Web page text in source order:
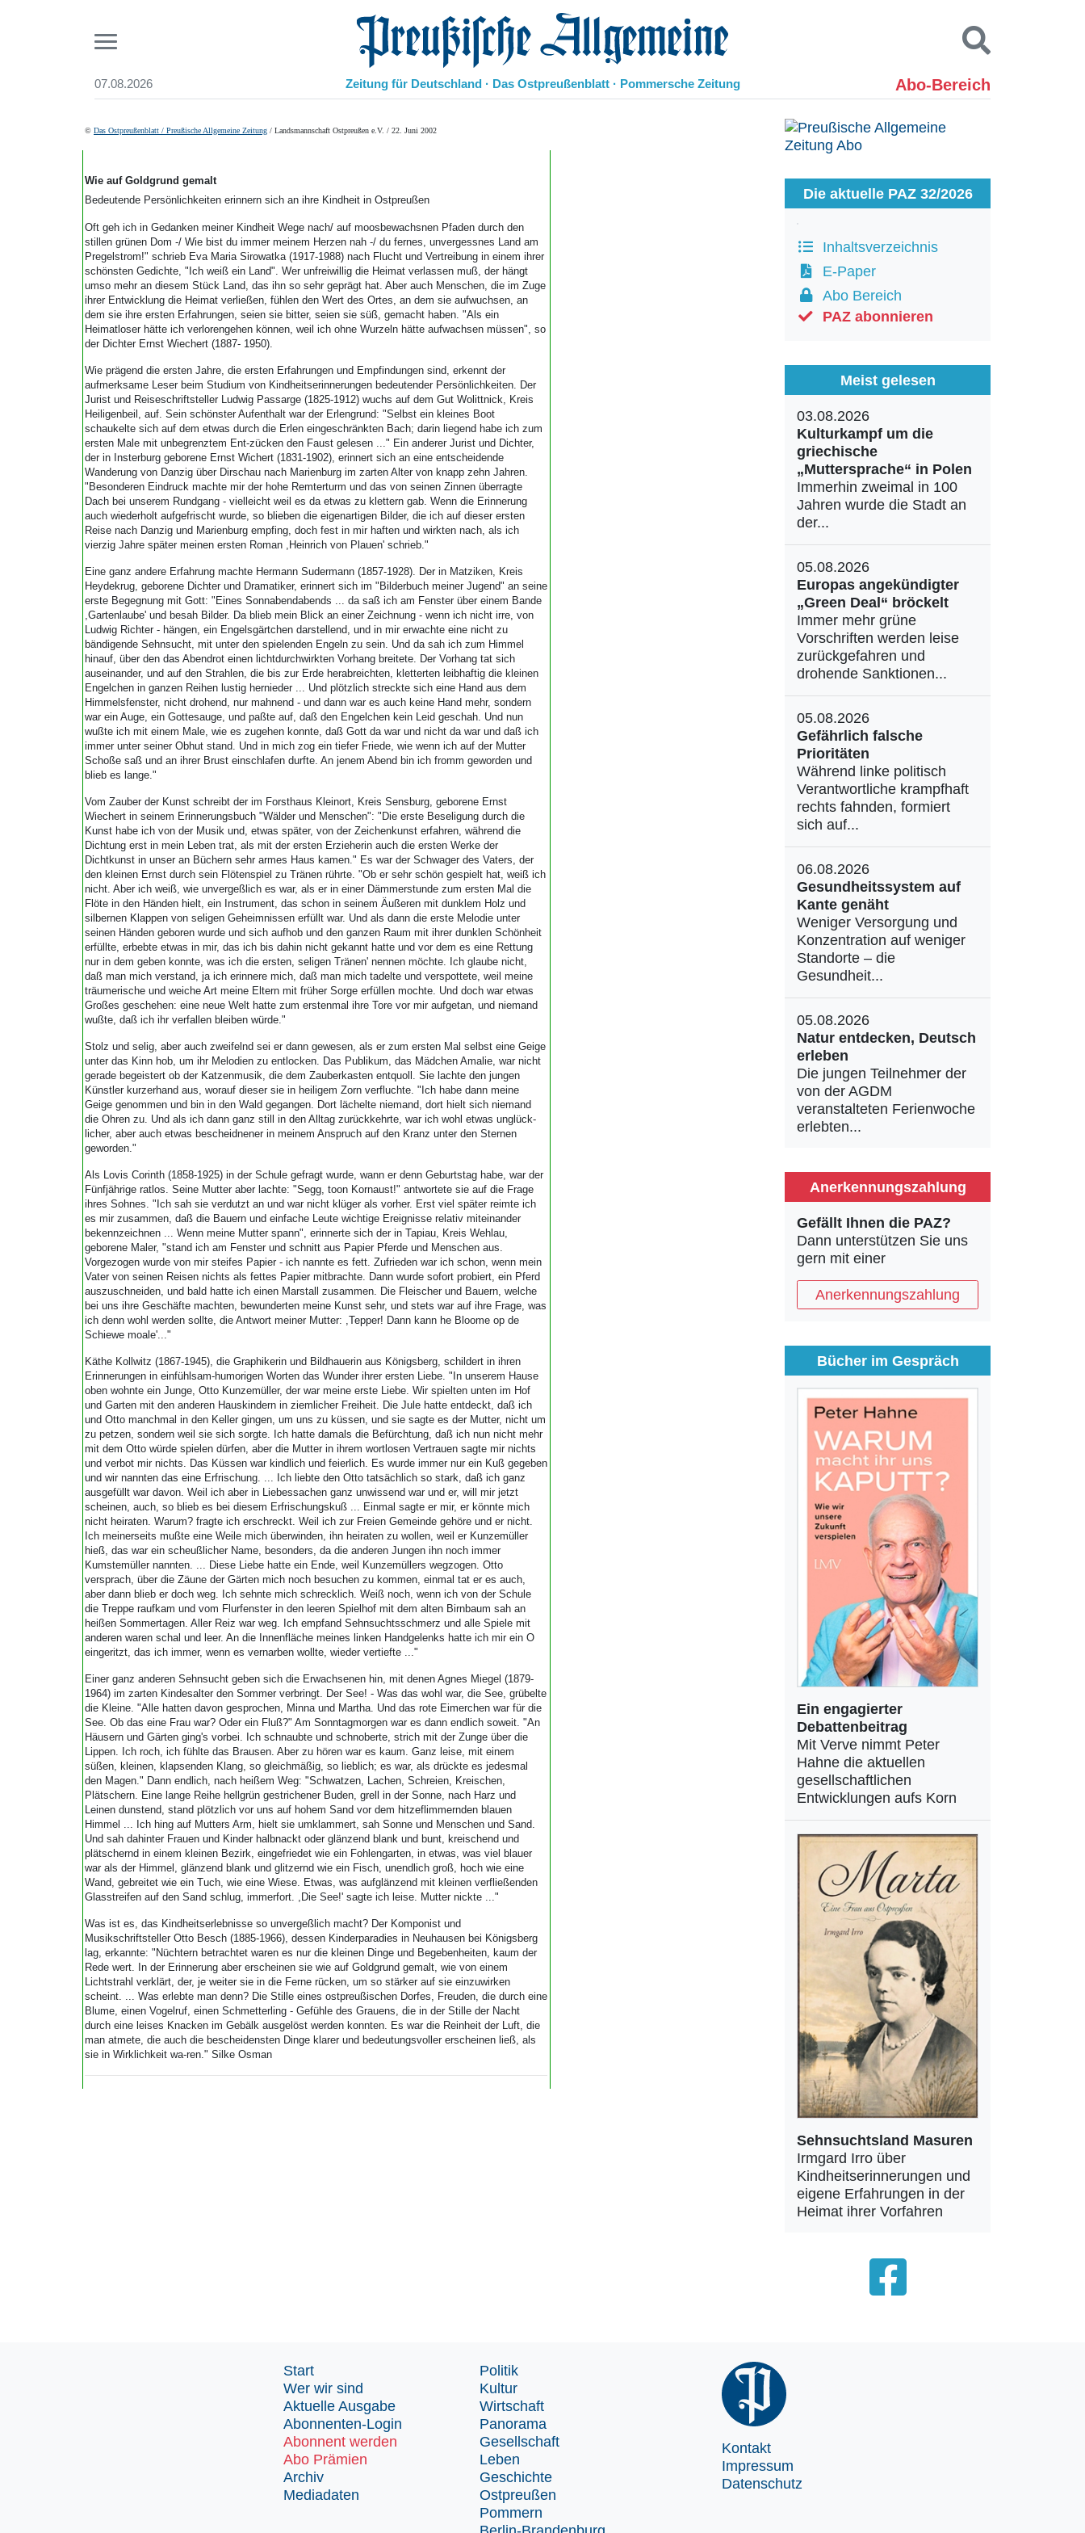
07.08.2026 Preußische Allgemeine Zeitung
Zeitung für Deutschland · Das Ostpreußenblatt · Pommersche Zeitung Abo-Bereich
Start
Abonnenten-Login
Abonnent werden
Archiv
Mediadaten
Geschichte
Ostpreußen
Pommern
Berlin-Brandenburg
Schlesien
Danzig und Westpreußen
Kontakt
Suchen und finden
© Das Ostpreußenblatt / Preußische Allgemeine Zeitung / Landsmannschaft Ostpreußen e.V. / 22. Juni 2002
Wie auf Goldgrund gemalt
Bedeutende Persönlichkeiten erinnern sich an ihre Kindheit in Ostpreußen
Oft geh ich in Gedanken meiner Kindheit Wege nach/ auf moosbewachsnen Pfaden durch den
stillen grünen Dom -/ Wie bist du immer meinem Herzen nah -/ du fernes, unvergessnes Land am
Pregelstrom!" schrieb Eva Maria Sirowatka (1917-1988) nach Flucht und Vertreibung in einem ihrer
schönsten Gedichte, "Ich weiß ein Land". Wer unfreiwillig die Heimat verlassen muß, der hängt
umso mehr an diesem Stück Land, das ihn so sehr geprägt hat. Aber auch Menschen, die im Zuge
ihrer Entwicklung die Heimat verließen, fühlen den Wert des Ortes, an dem sie aufwuchsen, an
dem sie ihre ersten Erfahrungen, seien sie bitter, seien sie süß, gemacht haben. "Als ein
Heimatloser hätte ich verlorengehen können, weil ich ohne Wurzeln hätte aufwachsen müssen", so
der Dichter Ernst Wiechert (1887- 1950).
Wie prägend die ersten Jahre, die ersten Erfahrungen und Empfindungen sind, erkennt der
aufmerksame Leser beim Studium von Kindheitserinnerungen bedeutender Persönlichkeiten. Der
Jurist und Reiseschriftsteller Ludwig Passarge (1825-1912) wuchs auf dem Gut Wolittnick, Kreis
Heiligenbeil, auf. Sein schönster Aufenthalt war der Erlengrund: "Selbst ein kleines Boot
schaukelte sich auf dem etwas durch die Erlen eingeschränkten Bach; darin liegend habe ich zum
ersten Male mit unbegrenztem Ent-zücken den Faust gelesen ..." Ein anderer Jurist und Dichter,
der in Insterburg geborene Ernst Wichert (1831-1902), erinnert sich an eine entscheidende
Wanderung von Danzig über Dirschau nach Marienburg im zarten Alter von knapp zehn Jahren.
"Besonderen Eindruck machte mir der hohe Remterturm und das von seinen Zinnen überragte
Dach bei unserem Rundgang - vielleicht weil es da etwas zu klettern gab. Wenn die Erinnerung
auch wiederholt aufgefrischt wurde, so blieben die eigenartigen Bilder, die ich auf dieser ersten
Reise nach Danzig und Marienburg empfing, doch fest in mir haften und wirkten nach, als ich
vierzig Jahre später meinen ersten Roman ,Heinrich von Plauen' schrieb."
Eine ganz andere Erfahrung machte Hermann Sudermann (1857-1928). Der in Matziken, Kreis
Heydekrug, geborene Dichter und Dramatiker, erinnert sich im "Bilderbuch meiner Jugend" an seine
erste Begegnung mit Gott: "Eines Sonnabendabends ... da saß ich am Fenster über einem Bande
,Gartenlaube' und besah Bilder. Da blieb mein Blick an einer Zeichnung - wenn ich nicht irre, von
Ludwig Richter - hängen, ein Engelsgärtchen darstellend, und in mir erwachte eine nicht zu
bändigende Sehnsucht, mit unter den spielenden Engeln zu sein. Und da sah ich zum Himmel
hinauf, über den das Abendrot einen lichtdurchwirkten Vorhang breitete. Der Vorhang tat sich
auseinander, und auf den Strahlen, die bis zur Erde herabreichten, kletterten leibhaftig die kleinen
Engelchen in ganzen Reihen lustig hernieder ... Und plötzlich streckte sich eine Hand aus dem
Himmelsfenster, nicht drohend, nur mahnend - und dann war es auch keine Hand mehr, sondern
war ein Auge, ein Gottesauge, und paßte auf, daß den Engelchen kein Leid geschah. Und nun
wußte ich mit einem Male, wie es zugehen konnte, daß Gott da war und nicht da war und daß ich
immer unter seiner Obhut stand. Und in mich zog ein tiefer Friede, wie wenn ich auf der Mutter
Schoße saß und an ihrer Brust einschlafen durfte. An jenem Abend bin ich fromm geworden und
blieb es lange."
Vom Zauber der Kunst schreibt der im Forsthaus Kleinort, Kreis Sensburg, geborene Ernst
Wiechert in seinem Erinnerungsbuch "Wälder und Menschen": "Die erste Beseligung durch die
Kunst habe ich von der Musik und, etwas später, von der Zeichenkunst erfahren, während die
Dichtung erst in mein Leben trat, als mit der ersten Erzieherin auch die ersten Werke der
Dichtkunst in unser an Büchern sehr armes Haus kamen." Es war der Schwager des Vaters, der
den kleinen Ernst durch sein Flötenspiel zu Tränen rührte. "Ob er sehr schön gespielt hat, weiß ich
nicht. Aber ich weiß, wie unvergeßlich es war, als er in einer Dämmerstunde zum ersten Mal die
Flöte in den Händen hielt, ein Instrument, das schon in seinem Äußeren mit dunklem Holz und
silbernen Klappen von seligen Geheimnissen erfüllt war. Und als dann die erste Melodie unter
seinen Händen geboren wurde und sich aufhob und den ganzen Raum mit ihrer dunklen Schönheit
erfüllte, erbebte etwas in mir, das ich bis dahin nicht gekannt hatte und vor dem es eine Rettung
nur in dem geben konnte, was ich die ersten, seligen Tränen' nennen möchte. Ich glaube nicht,
daß man mich verstand, ja ich erinnere mich, daß man mich tadelte und verspottete, weil meine
träumerische und weiche Art meine Eltern mit früher Sorge erfüllen mochte. Und doch war etwas
Großes geschehen: eine neue Welt hatte zum erstenmal ihre Tore vor mir aufgetan, und niemand
wußte, daß ich ihr verfallen bleiben würde."
Stolz und selig, aber auch zweifelnd sei er dann gewesen, als er zum ersten Mal selbst eine Geige
unter das Kinn hob, um ihr Melodien zu entlocken. Das Publikum, das Mädchen Amalie, war nicht
gerade begeistert ob der Katzenmusik, die dem Zauberkasten entquoll. Sie lachte den jungen
Künstler kurzerhand aus, worauf dieser sie in heiligem Zorn verfluchte. "Ich habe dann meine
Geige genommen und bin in den Wald gegangen. Dort lächelte niemand, dort hielt sich niemand
die Ohren zu. Und als ich dann ganz still in den Alltag zurückkehrte, war ich wohl etwas unglück-
licher, aber auch etwas bescheidnener in meinem Anspruch auf den Kranz unter den Sternen
geworden."
Als Lovis Corinth (1858-1925) in der Schule gefragt wurde, wann er denn Geburtstag habe, war der
Fünfjährige ratlos. Seine Mutter aber lachte: "Segg, toon Kornaust!" antwortete sie auf die Frage
ihres Sohnes. "Ich sah sie verdutzt an und war nicht klüger als vorher. Erst viel später reimte ich
es mir zusammen, daß die Bauern und einfache Leute wichtige Ereignisse relativ miteinander
bekennzeichnen ... Wenn meine Mutter spann", erinnerte sich der in Tapiau, Kreis Wehlau,
geborene Maler, "stand ich am Fenster und schnitt aus Papier Pferde und Menschen aus.
Vorgezogen wurde von mir steifes Papier - ich nannte es fett. Zufrieden war ich schon, wenn mein
Vater von seinen Reisen nichts als fettes Papier mitbrachte. Dann wurde sofort probiert, ein Pferd
auszuschneiden, und bald hatte ich einen Marstall zusammen. Die Fleischer und Bauern, welche
bei uns ihre Geschäfte machten, bewunderten meine Kunst sehr, und stets war auf ihre Frage, was
ich denn wohl werden sollte, die Antwort meiner Mutter: ,Tepper! Dann kann he Bloome op de
Schiewe moale'..."
Käthe Kollwitz (1867-1945), die Graphikerin und Bildhauerin aus Königsberg, schildert in ihren
Erinnerungen in einfühlsam-humorigen Worten das Wunder ihrer ersten Liebe. "In unserem Hause
oben wohnte ein Junge, Otto Kunzemüller, der war meine erste Liebe. Wir spielten unten im Hof
und Garten mit den anderen Hauskindern in ziemlicher Freiheit. Die Jule hatte entdeckt, daß ich
und Otto manchmal in den Keller gingen, um uns zu küssen, und sie sagte es der Mutter, nicht um
zu petzen, sondern weil sie sich sorgte. Ich hatte damals die Befürchtung, daß ich nun nicht mehr
mit dem Otto würde spielen dürfen, aber die Mutter in ihrem wortlosen Vertrauen sagte mir nichts
und verbot mir nichts. Das Küssen war kindlich und feierlich. Es wurde immer nur ein Kuß gegeben
und wir nannten das eine Erfrischung. ... Ich liebte den Otto tatsächlich so stark, daß ich ganz
ausgefüllt war davon. Weil ich aber in Liebessachen ganz unwissend war und er, will mir jetzt
scheinen, auch, so blieb es bei diesem Erfrischungskuß ... Einmal sagte er mir, er könnte mich
nicht heiraten. Warum? fragte ich erschreckt. Weil ich zur Freien Gemeinde gehöre und er nicht.
Ich meinerseits mußte eine Weile mich überwinden, ihn heiraten zu wollen, weil er Kunzemüller
hieß, das war ein scheußlicher Name, besonders, da die anderen Jungen ihn noch immer
Kumstemüller nannten. ... Diese Liebe hatte ein Ende, weil Kunzemüllers wegzogen. Otto
versprach, über die Zäune der Gärten mich noch besuchen zu kommen, einmal tat er es auch,
aber dann blieb er doch weg. Ich sehnte mich schrecklich. Weiß noch, wenn ich von der Schule
die Treppe raufkam und vom Flurfenster in den leeren Spielhof mit dem alten Birnbaum sah an
heißen Sommertagen. Aller Reiz war weg. Ich empfand Sehnsuchtsschmerz und alle Spiele mit
anderen waren schal und leer. An die Innenfläche meines linken Handgelenks hatte ich mir ein O
eingeritzt, das ich immer, wenn es vernarben wollte, wieder vertiefte ..."
Einer ganz anderen Sehnsucht geben sich die Erwachsenen hin, mit denen Agnes Miegel (1879-
1964) im zarten Kindesalter den Sommer verbringt. Der See! - Was das wohl war, die See, grübelte
die Kleine. "Alle hatten davon gesprochen, Minna und Martha. Und das rote Eimerchen war für die
See. Ob das eine Frau war? Oder ein Fluß?" Am Sonntagmorgen war es dann endlich soweit. "An
Häusern und Gärten ging's vorbei. Ich schnaubte und schnoberte, strich mit der Zunge über die
Lippen. Ich roch, ich fühlte das Brausen. Aber zu hören war es kaum. Ganz leise, mit einem
süßen, kleinen, klapsenden Klang, so gleichmäßig, so lieblich; es war, als drückte es jedesmal
den Magen." Dann endlich, nach heißem Weg: "Schwatzen, Lachen, Schreien, Kreischen,
Plätschern. Eine lange Reihe hellgrün gestrichener Buden, grell in der Sonne, nach Harz und
Leinen dunstend, stand plötzlich vor uns auf hohem Sand vor dem hitzeflimmernden blauen
Himmel ... Ich hing auf Mutters Arm, hielt sie umklammert, sah Sonne und Menschen und Sand.
Und sah dahinter Frauen und Kinder halbnackt oder glänzend blank und bunt, kreischend und
plätschernd in einem kleinen Bezirk, eingefriedet wie ein Fohlengarten, in etwas, was viel blauer
war als der Himmel, glänzend blank und glitzernd wie ein Fisch, unendlich groß, hoch wie eine
Wand, gebreitet wie ein Tuch, wie eine Wiese. Etwas, was aufglänzend mit kleinen verfließenden
Glasstreifen auf den Sand schlug, immerfort. ,Die See!' sagte ich leise. Mutter nickte ..."
Was ist es, das Kindheitserlebnisse so unvergeßlich macht? Der Komponist und
Musikschriftsteller Otto Besch (1885-1966), dessen Kinderparadies in Neuhausen bei Königsberg
lag, erkannte: "Nüchtern betrachtet waren es nur die kleinen Dinge und Begebenheiten, kaum der
Rede wert. In der Erinnerung aber erscheinen sie wie auf Goldgrund gemalt, wie von einem
Lichtstrahl verklärt, der, je weiter sie in die Ferne rücken, um so stärker auf sie einzuwirken
scheint. ... Was erlebte man denn? Die Stille eines ostpreußischen Dorfes, Freuden, die durch eine
Blume, einen Vogelruf, einen Schmetterling - Gefühle des Grauens, die in der Stille der Nacht
durch eine leises Knacken im Gebälk ausgelöst werden konnten. Es war die Reinheit der Luft, die
man atmete, die auch die bescheidensten Dinge klarer und bedeutungsvoller erscheinen ließ, als
sie in Wirklichkeit wa-ren." Silke Osman
Die aktuelle PAZ 32/2026
Inhaltsverzeichnis
E-Paper
Abo Bereich
PAZ abonnieren
Meist gelesen
03.08.2026
Kulturkampf um die
griechische
„Muttersprache“ in Polen
Immerhin zweimal in 100
Jahren wurde die Stadt an
der...
05.08.2026
Europas angekündigter
„Green Deal“ bröckelt
Immer mehr grüne
Vorschriften werden leise
zurückgefahren und
drohende Sanktionen...
05.08.2026
Gefährlich falsche
Prioritäten
Während linke politisch
Verantwortliche krampfhaft
rechts fahnden, formiert
sich auf...
06.08.2026
Gesundheitssystem auf
Kante genäht
Weniger Versorgung und
Konzentration auf weniger
Standorte – die
Gesundheit...
05.08.2026
Natur entdecken, Deutsch
erleben
Die jungen Teilnehmer der
von der AGDM
veranstalteten Ferienwoche
erlebten...
Anerkennungszahlung
Gefällt Ihnen die PAZ?
Dann unterstützen Sie uns
gern mit einer
Anerkennungszahlung
Bücher im Gespräch
Ein engagierter
Debattenbeitrag
Mit Verve nimmt Peter
Hahne die aktuellen
gesellschaftlichen
Entwicklungen aufs Korn
Sehnsuchtsland Masuren
Irmgard Irro über
Kindheitserinnerungen und
eigene Erfahrungen in der
Heimat ihrer Vorfahren
Start
Wer wir sind
Aktuelle Ausgabe
Abonnenten-Login
Abonnent werden
Abo Prämien
Archiv
Mediadaten
Politik
Kultur
Wirtschaft
Panorama
Gesellschaft
Leben
Geschichte
Ostpreußen
Pommern
Kontakt
Impressum
Datenschutz